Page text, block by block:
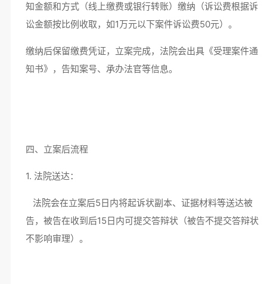
知金额和方式（线上缴费或银行转账）缴纳（诉讼费根据诉
讼金额按比例收取，如1万元以下案件诉讼费50元）。
缴纳后保留缴费凭证，立案完成，法院会出具《受理案件通
知书》，告知案号、承办法官等信息。
四、立案后流程
1. 法院送达：
法院会在立案后5日内将起诉状副本、证据材料等送达被
告，被告在收到后15日内可提交答辩状（被告不提交答辩状
不影响审理）。